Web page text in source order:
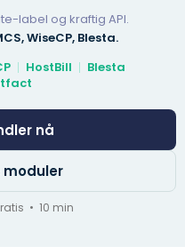
label og kraftig API.
WiseCP, Blesta.
HostBill
Blesta
nå
moduler
• 10 min